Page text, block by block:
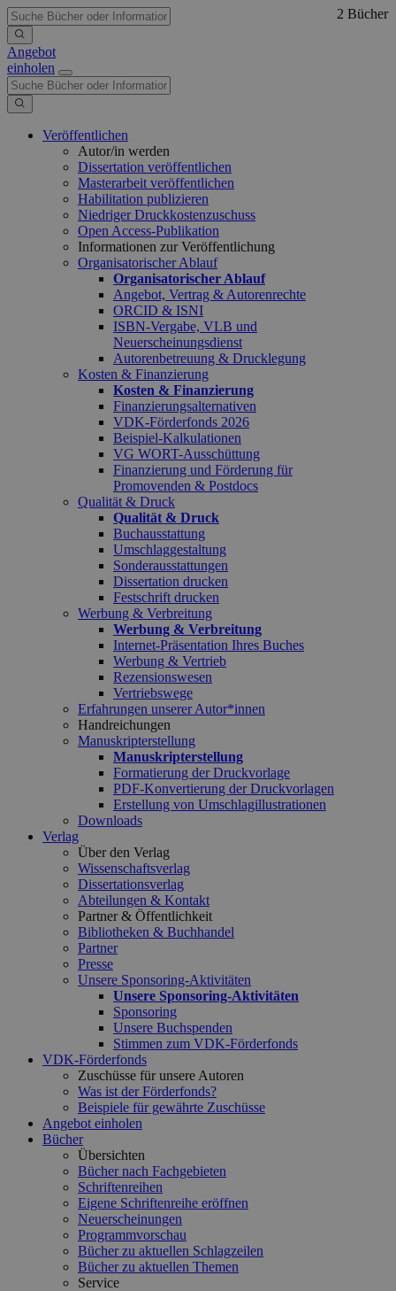
Angebot
einholen
Veröffentlichen
Autor/in werden
Dissertation veröffentlichen
Masterarbeit veröffentlichen
Habilitation publizieren
Niedriger Druckkostenzuschuss
Open Access-Publikation
Informationen zur Veröffentlichung
Organisatorischer Ablauf
Organisatorischer Ablauf
Angebot, Vertrag & Autorenrechte
ORCID & ISNI
ISBN-Vergabe, VLB und
Neuerscheinungsdienst
Autorenbetreuung & Drucklegung
Kosten & Finanzierung
Kosten & Finanzierung
Finanzierungsalternativen
VDK-Förderfonds 2026
Beispiel-Kalkulationen
VG WORT-Ausschüttung
Finanzierung und Förderung für
Promovenden & Postdocs
Qualität & Druck
Qualität & Druck
Buchausstattung
Umschlaggestaltung
Sonderausstattungen
Dissertation drucken
Festschrift drucken
Werbung & Verbreitung
Werbung & Verbreitung
Internet-Präsentation Ihres Buches
Werbung & Vertrieb
Rezensionswesen
Vertriebswege
Erfahrungen unserer Autor*innen
Handreichungen
Manuskripterstellung
Manuskripterstellung
Formatierung der Druckvorlage
PDF-Konvertierung der Druckvorlagen
Erstellung von Umschlagillustrationen
Downloads
Verlag
Über den Verlag
Wissenschaftsverlag
Dissertationsverlag
Abteilungen & Kontakt
Partner & Öffentlichkeit
Bibliotheken & Buchhandel
Partner
Presse
Unsere Sponsoring-Aktivitäten
Unsere Sponsoring-Aktivitäten
Sponsoring
Unsere Buchspenden
Stimmen zum VDK-Förderfonds
VDK-Förderfonds
Zuschüsse für unsere Autoren
Was ist der Förderfonds?
Beispiele für gewährte Zuschüsse
Angebot einholen
Bücher
Übersichten
Bücher nach Fachgebieten
Schriftenreihen
Eigene Schriftenreihe eröffnen
Neuerscheinungen
Programmvorschau
Bücher zu aktuellen Schlagzeilen
Bücher zu aktuellen Themen
Service
2 Bücher